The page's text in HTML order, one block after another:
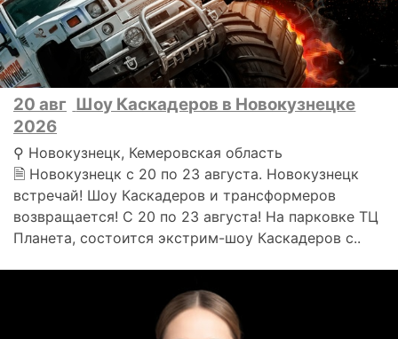
20 авг Шоу Каскадеров в Новокузнецке
2026
⚲ Новокузнецк, Кемеровская область
🗎 Новокузнецк с 20 по 23 августа. Новокузнецк
встречай! Шоу Каскадеров и трансформеров
возвращается! С 20 по 23 августа! На парковке ТЦ
Планета, состоится экстрим-шоу Каскадеров с..